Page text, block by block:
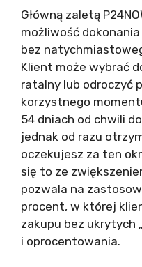
Główną zaletą
możliwość
bez
Klient może wybrać
ratalny lub odroczyć
korzystnego
54 dniach od chwili
jednak od razu
oczekujesz za ten
się to ze
pozwala na
procent, w której
zakupu bez ukrytych
i oprocentowania.